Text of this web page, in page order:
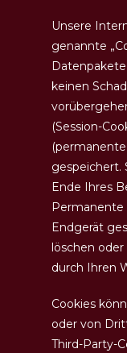
Unsere
genannte
keinen
(Session-
gespeichert.
Ende Ihres
Permanente
Endgerät
löschen
durch Ihren
Cookies
oder von
Third-Party-